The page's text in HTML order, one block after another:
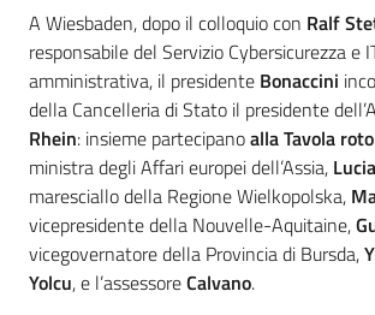
A Wiesbaden, dopo il colloquio con Ralf
responsabile del Servizio Cybersicurezza e
amministrativa, il presidente Bonaccini
della Cancelleria di Stato il presidente
Rhein: insieme partecipanoalla Tavola
ministra degli Affari europei dell’Assia,
maresciallo della Regione Wielkopolska,
vicepresidente della Nouvelle-Aquitaine,
vicegovernatore della Provincia di Bursda,
Yolcu, e l’assessoreCalvano.